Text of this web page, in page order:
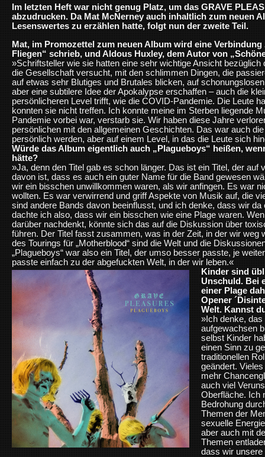
Im letzten Heft war nicht genug Platz, um das GRAVE
abzudrucken. Da Mat McNerney auch inhaltlich zum neuen
Lesenswertes zu erzählen hatte, folgt nun der zweite Teil.
Mat, im Promozettel zum neuen Album wird eine
Fliegen“ schrieb, und Aldous Huxley, dem Autor von
»Schriftsteller wie sie hatten eine sehr wichtige Ansicht
die Gesellschaft versucht, mit den schlimmen Dingen, die
auf etwas sehr Blutiges und Brutales blicken, auf
aber eine subtilere Idee der Apokalypse erschaffen – auch die
persönlicheren Level trifft, wie die COVID-Pandemie. Die Leute
konnten sie nicht treffen. Ich konnte meine im Sterben liegende
Pandemie vorbei war, verstarb sie. Wir haben diese Jahre
persönlichen mit den allgemeinen Geschichten. Das war auch
persönlich werden, aber auf einem Level, in das die Leute sich
Würde das Album eigentlich auch „Plagueboys“ heißen,
hätte?
»Ja, denn den Titel gab es schon länger. Das ist ein Titel, der auf
davon ist, dass es auch ein guter Name für die Band gewesen
wir ein bisschen unwillkommen waren, als wir anfingen. Es war
wollten. Es war verwirrend und griff Aspekte von Musik auf, die
sind andere Bands davon beeinflusst, und ich denke, dass wir
dachte ich also, dass wir ein bisschen wie eine Plage waren.
darüber nachdenkt, könnte sich das auf die Diskussion über
führen. Der Titel fasst zusammen, was in der Zeit, in der wir weg
des Tourings für „Motherblood“ sind die Welt und die
„Plagueboys“ war also ein Titel, der umso besser passte, je
passte einfach zu der abgefuckten Welt, in der wir leben.«
Kinder sind
Unschuld. Bei
einer Plage
Opener
Welt. Kannst
»Ich denke,
aufgewachsen
selbst Kinder
einen Sinn zu
traditionellen
geändert.
mehr
auch viel
Oberfläche. Ich
Bedrohung
Themen der
sexuelle
aber auch mit
Themen
dass wir